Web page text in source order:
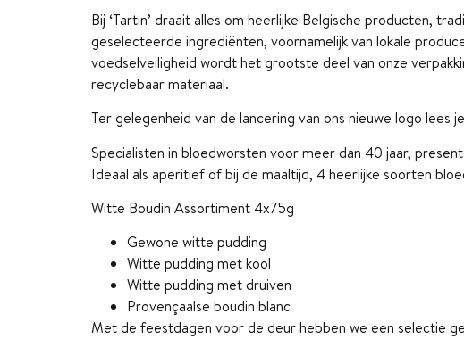
Bij ‘Tartin’ draait alles om heerlijke Belgische producten,
geselecteerde ingrediënten, voornamelijk van lokale
voedselveiligheid wordt het grootste deel van onze
recyclebaar materiaal.
Ter gelegenheid van de lancering van ons nieuwe logo lees
Specialisten in bloedworsten voor meer dan 40 jaar,
Ideaal als aperitief of bij de maaltijd, 4 heerlijke soorten
Witte Boudin Assortiment 4x75g
Gewone witte pudding
Witte pudding met kool
Witte pudding met druiven
Provençaalse boudin blanc
Met de feestdagen voor de deur hebben we een selectie